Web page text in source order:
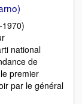
1970)
national
de
premier
par le général